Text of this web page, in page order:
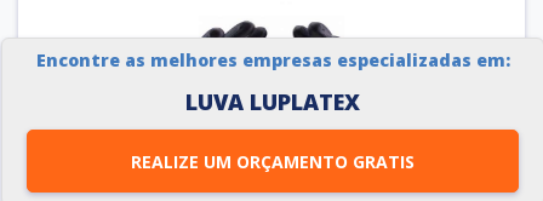
Encontre as melhores empresas especializadas em:
LUVA LUPLATEX
REALIZE UM ORÇAMENTO GRATIS